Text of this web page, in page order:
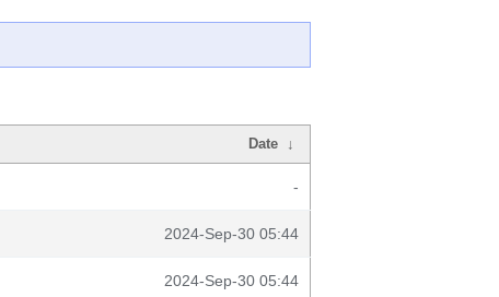
Date ↓
-
2024-Sep-30 05:44
2024-Sep-30 05:44